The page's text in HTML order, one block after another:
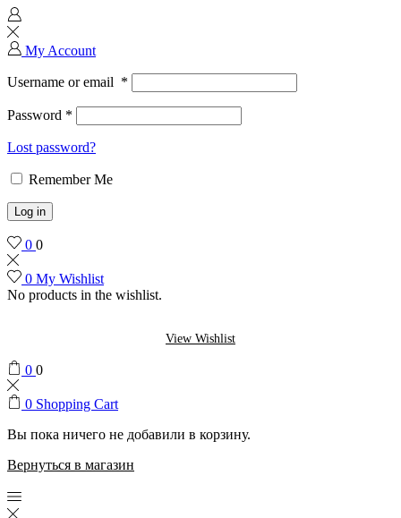
My Account
Username or email *
Password *
Lost password?
Remember Me
Log in
0 0
0 My Wishlist
No products in the wishlist.
View Wishlist
0 0
0 Shopping Cart
Вы пока ничего не добавили в корзину.
Вернуться в магазин